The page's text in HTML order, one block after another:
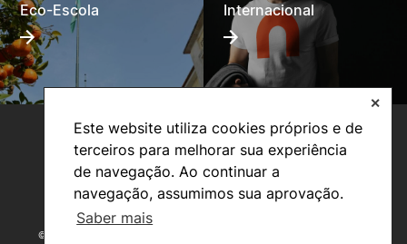
Este website utiliza cookies próprios e de
terceiros para melhorar sua experiência
de navegação. Ao continuar a
navegação, assumimos sua aprovação.
Saber mais
✕
Eco-Escola Internacional
©2026 Instituto Politécnico de Coimbra. Todos os direitos reservados.